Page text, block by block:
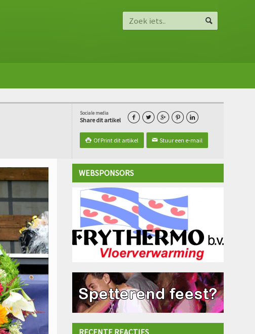
Sociale media
Share dit artikel     
 Of Print dit artikel ✉ Stuur een e-mail
WEBSPONSORS
RECENTE REACTIES